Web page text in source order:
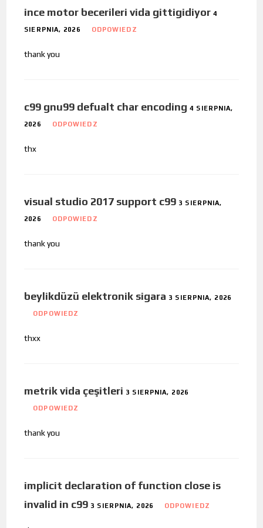
ince motor becerileri vida gittigidiyor 4
SIERPNIA, 2026 ODPOWIEDZ
thank you
c99 gnu99 defualt char encoding 4 SIERPNIA,
2026 ODPOWIEDZ
thx
visual studio 2017 support c99 3 SIERPNIA,
2026 ODPOWIEDZ
thank you
beylikdüzü elektronik sigara 3 SIERPNIA, 2026
ODPOWIEDZ
thxx
metrik vida çeşitleri 3 SIERPNIA, 2026
ODPOWIEDZ
thank you
implicit declaration of function close is
invalid in c99 3 SIERPNIA, 2026 ODPOWIEDZ